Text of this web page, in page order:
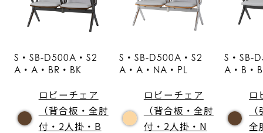
S・SB-D500A・S2
A・A・BR・BK
ロビーチェア
（背合板・全肘
付・2人掛・B
S・SB-D500A・S2
A・A・NA・PL
ロビーチェア
（背合板・全肘
付・2人掛・N
S・SB-
A・B・
ロ
全